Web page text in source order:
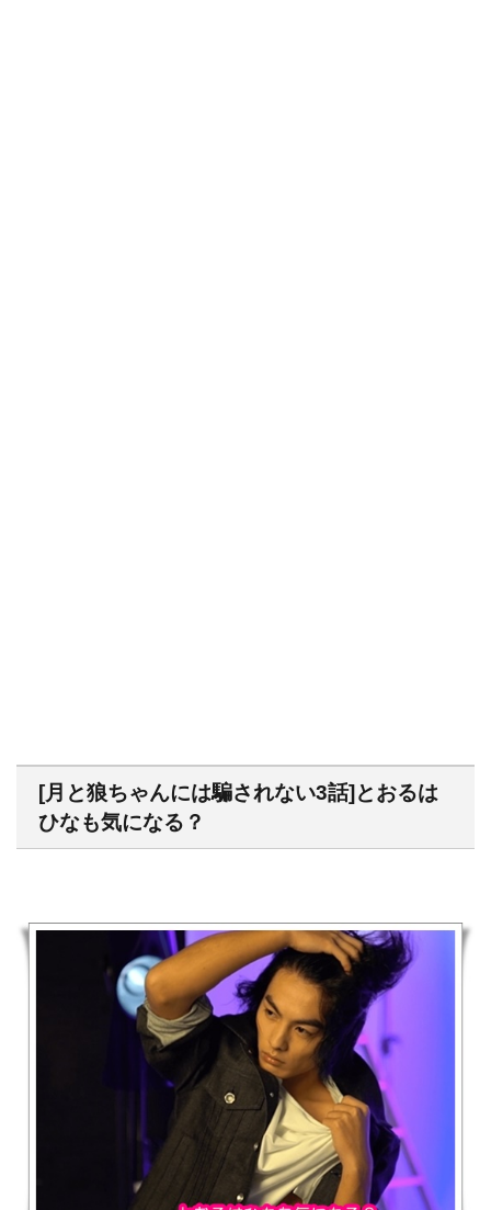
[月と狼ちゃんには騙されない3話]とおるは
ひなも気になる？